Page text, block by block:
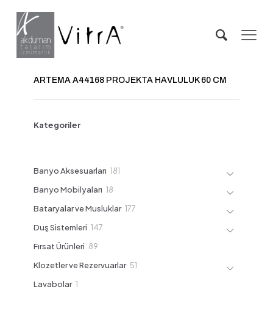
ARTEMA A44168 PROJEKTA HAVLULUK 60 CM
Kategoriler
Banyo Aksesuarları 181
Banyo Mobilyaları 18
Bataryalar ve Musluklar 177
Duş Sistemleri 147
Fırsat Ürünleri 89
Klozetler ve Rezervuarlar 51
Lavabolar 1